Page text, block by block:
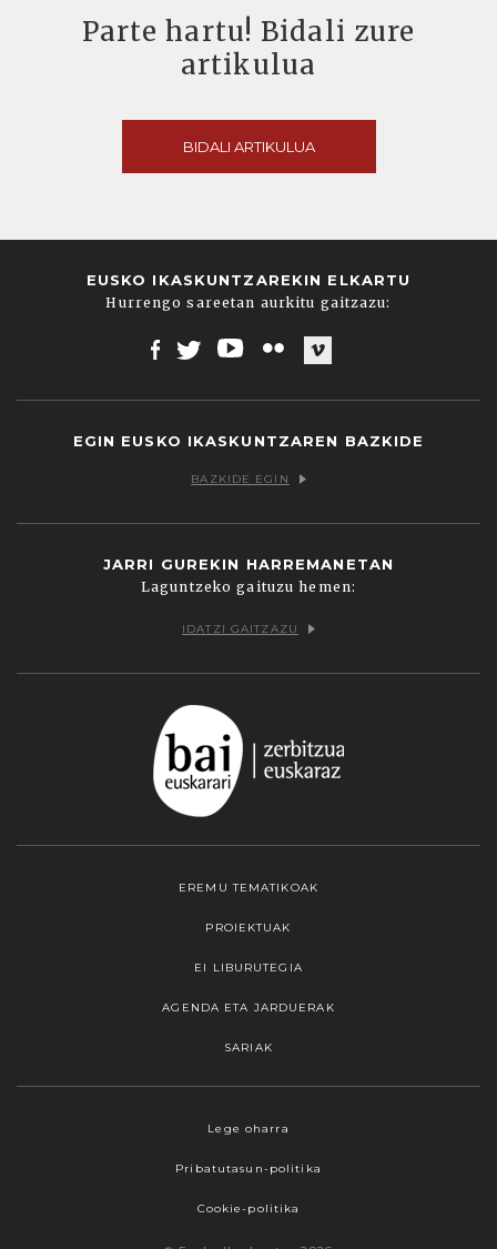
Parte hartu! Bidali zure
artikulua
BIDALI ARTIKULUA
EUSKO IKASKUNTZAREKIN ELKARTU
Hurrengo sareetan aurkitu gaitzazu:
EGIN EUSKO IKASKUNTZAREN BAZKIDE
BAZKIDE EGIN
JARRI GUREKIN HARREMANETAN
Laguntzeko gaituzu hemen:
IDATZI GAITZAZU
EREMU TEMATIKOAK
PROIEKTUAK
EI LIBURUTEGIA
AGENDA ETA JARDUERAK
SARIAK
Lege oharra
Pribatutasun-politika
Cookie-politika
Webgune honek cookieak erabiltzen ditu,
nabigatzeko nahiago duzun cookie aukera.
Guztiz desaktibatzea ere hauta dezakezu.